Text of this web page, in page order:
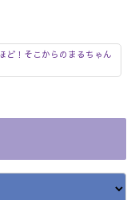
ど！そこからのまるちゃん